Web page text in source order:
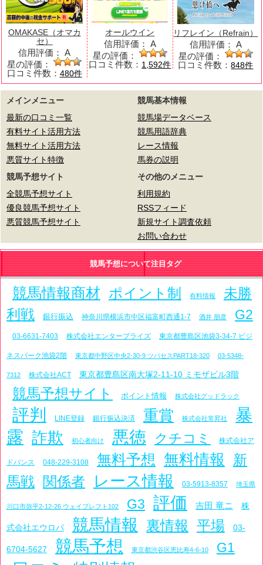
OMAKASE（オマカ
セ）
信用評価： A
星の評価：
口コミ件数： 480件
オールウイン
信用評価： A
星の評価：
口コミ件数： 1,592件
リフレイン（Refrain）
信用評価： A
星の評価：
口コミ件数：848件
メインメニュー
最新の口コミ一覧
有料サイト活用方法
無料サイト活用方法
悪質サイト特徴
競馬基本情報
競馬場データベース
競馬用語辞典
レース情報
馬券の説明
競馬予想サイト
全競馬予想サイト
優良競馬予想サイト
悪質競馬予想サイト
その他のメニュー
利用規約
RSSフィード
新規サイト調査依頼
お問い合わせ
競馬予想について注目タグ
競馬情報商材 ポイント制 有料情報
未勝
利戦
銀行振込 神奈川県横浜市中区福富町西通1-7 酒井 朋彦 G2
03-6631-7403 株式会社エンタープライズ 東京都豊島区池袋3-34-7 ビジ
ネスパーク池袋2階 東京都中野区中央2-30-9 ツバセスPART18-320 03-5348-
7312 株式会社ACT 東京都豊島区南大塚2-11-10 ミモザビル3階
競馬予想サイト ポイント情報 株式会社グッドラック
評判 LINE登録 銀行振込決済 重賞 株式会社常昇社
暴
露 詐欺 初心者向け 悪徳 クチコミ 株式会社ア
ドバンス 048-229-3108 無料予想 無料情報
新
馬戦 関係者 レース情報 03-5913-8357 埼玉県
川口市弥平2-12-26 ウェイブレフト102 G3 評価 吉田 竜ニ 株
式会社エウロパ 競馬情報 裏情報 平場 03-
6704-5627 競馬予想 東京都渋谷区恵比寿4-6-10 G1